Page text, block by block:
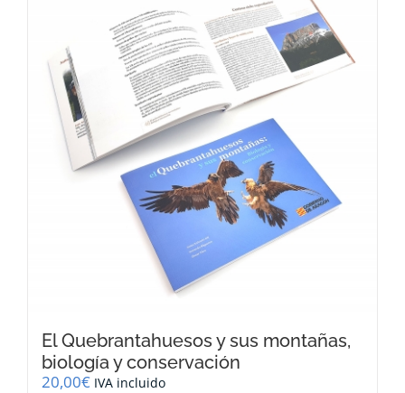
El Quebrantahuesos y sus montañas,
biología y conservación
20,00€ IVA incluido